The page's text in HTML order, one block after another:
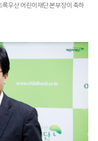
우산 어린이재단 본부장이 축하